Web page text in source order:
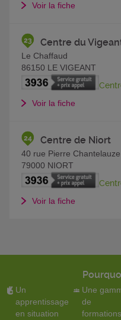
Voir la fiche
Centre du
Le Chaffaud
86150 LE VIGEANT
Voir la fiche
Centre de Niort
40 rue Pierre Chantelauze
79000 NIORT
Voir la fiche
Un
apprentissage
en situation
Une
de
formations